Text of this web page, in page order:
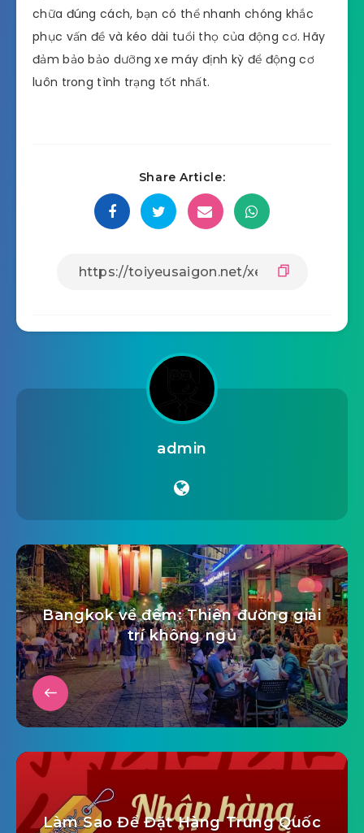
chữa đúng cách, bạn có thể nhanh chóng khắc
phục vấn đề và kéo dài tuổi thọ của động cơ. Hãy
đảm bảo bảo dưỡng xe máy định kỳ để động cơ
luôn trong tình trạng tốt nhất.
Share Article:
admin
Bangkok về đêm: Thiên đường giải
trí không ngủ
Làm Sao Để Đặt Hàng Trung Quốc